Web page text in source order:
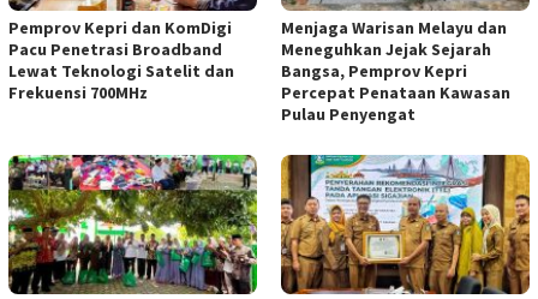
Pemprov Kepri dan KomDigi
Pacu Penetrasi Broadband
Lewat Teknologi Satelit dan
Frekuensi 700MHz
Menjaga Warisan Melayu dan
Meneguhkan Jejak Sejarah
Bangsa, Pemprov Kepri
Percepat Penataan Kawasan
Pulau Penyengat